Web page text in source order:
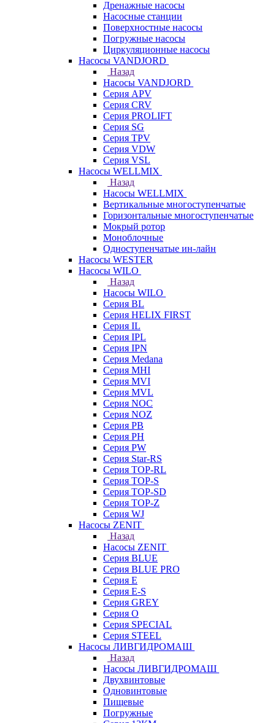
Дренажные насосы
Насосные станции
Поверхностные насосы
Погружные насосы
Циркуляционные насосы
Насосы VANDJORD
Назад
Насосы VANDJORD
Серия APV
Серия CRV
Серия PROLIFT
Серия SG
Серия TPV
Серия VDW
Серия VSL
Насосы WELLMIX
Назад
Насосы WELLMIX
Вертикальные многоступенчатые
Горизонтальные многоступенчатые
Мокрый ротор
Моноблочные
Одноступенчатые ин-лайн
Насосы WESTER
Насосы WILO
Назад
Насосы WILO
Серия BL
Серия HELIX FIRST
Серия IL
Серия IPL
Серия IPN
Серия Medana
Серия MHI
Серия MVI
Серия MVL
Серия NOC
Серия NOZ
Серия PB
Серия PH
Серия PW
Серия Star-RS
Серия TOP-RL
Серия TOP-S
Серия TOP-SD
Серия TOP-Z
Серия WJ
Насосы ZENIT
Назад
Насосы ZENIT
Серия BLUE
Серия BLUE PRO
Серия E
Серия E-S
Серия GREY
Серия O
Серия SPECIAL
Серия STEEL
Насосы ЛИВГИДРОМАШ
Назад
Насосы ЛИВГИДРОМАШ
Двухвинтовые
Одновинтовые
Пищевые
Погружные